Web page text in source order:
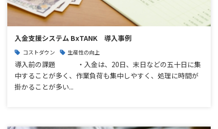
入金支援システム BxTANK 導入事例
コストダウン 生産性の向上
導入前の課題 ・入金は、20日、末日などの五十日に集
中することが多く、作業負荷も集中しやすく、処理に時間が
掛かることが多い...